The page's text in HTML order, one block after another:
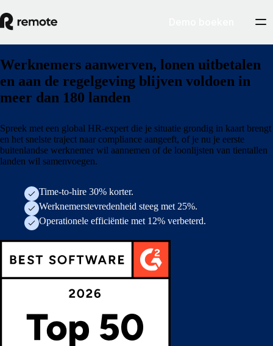
Werknemers aanwerven, lonen uitbetalen
en aan de regelgeving blijven voldoen in
meer dan 180 landen
Spreek met een global HR-expert die je situatie grondig in kaart brengt
en het snelste traject naar compliance aangeeft, of je nu je eerste
buitenlandse werknemer wil aannemen of de loonlijsten van tientallen
landen wil samenvoegen.
Time-to-hire 30% korter.
Werknemerstevredenheid steeg met 25%.
Operationele efficiëntie met 12% verbeterd.